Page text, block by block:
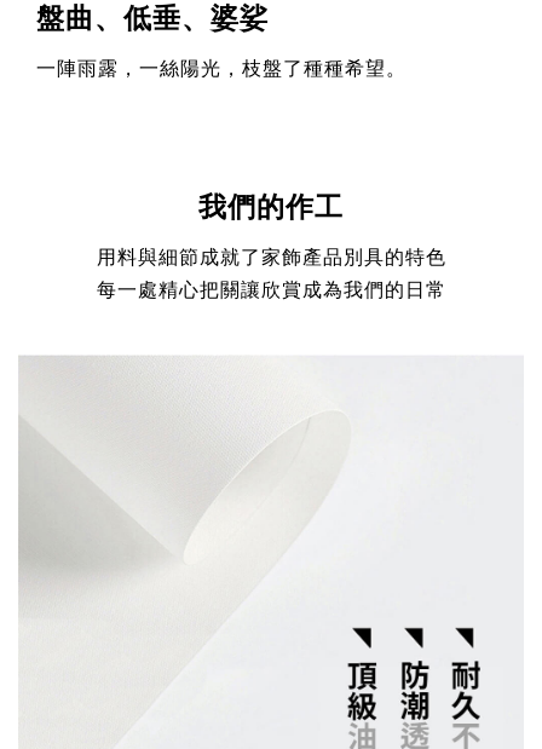
盤曲、低垂、婆娑
一陣雨露，一絲陽光，枝盤了種種希望。
我們的作工
用料與細節成就了家飾產品別具的特色
每一處精心把關讓欣賞成為我們的日常